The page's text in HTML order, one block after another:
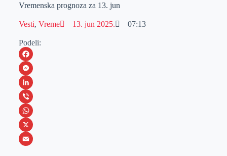
Vremenska prognoza za 13. jun
Vesti, Vreme 13. jun 2025. 07:13
Podeli:
F
a
c
e
b
o
M
e
s
s
e
L
i
n
k
V
i
b
W
h
X